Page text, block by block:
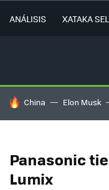
ANÁLISIS XATAKA
HOY SE HABLA DE
China Elon Musk
Panasonic
Lumix